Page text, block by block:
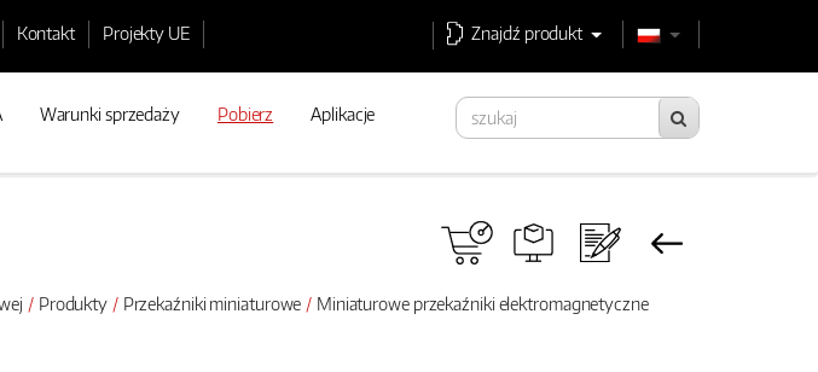
Kontakt Projekty UE Znajdź produkt
Warunki sprzedaży Pobierz Aplikacje
Produkty Przekaźniki miniaturowe
Miniaturowe przekaźniki elektromagnetyczne